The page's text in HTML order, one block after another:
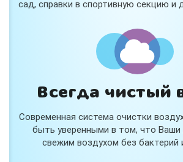
сад, справки в спортивную секцию и
Всегда чистый
Современная система очистки
быть уверенными в том, что
свежим воздухом без бактерий